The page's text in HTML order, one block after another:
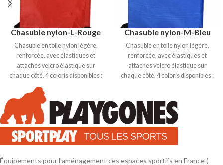
Chasuble nylon-L-Rouge
Chasuble en toile nylon légère,
renforcée, avec élastiques et
attaches velcro élastique sur
chaque côté. 4 coloris disponibles :
Bleu, Rouge, Jaune et Vert. Taille S :
Hauteur 52 cm, largeur 29cm.
Taille M : Hauteur 56cm, largeur
31cm. Taille L : Hauteur 60cm,
largeur 35cm.
Chasuble nylon-M-Bleu
Chasuble en toile nylon légère,
renforcée, avec élastiques et
attaches velcro élastique sur
chaque côté. 4 coloris disponibles :
Taille M : Hauteur 56cm, largeur
31cm. Taille L : Hauteur 60cm,
largeur 35cm.
Équipements pour l'aménagement des espaces sportifs en France (